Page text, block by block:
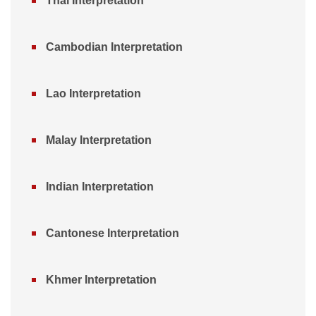
Cambodian Interpretation
Lao Interpretation
Malay Interpretation
Indian Interpretation
Cantonese Interpretation
Khmer Interpretation